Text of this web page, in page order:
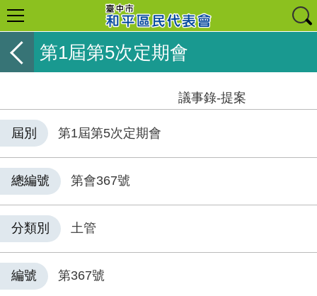
第1屆第5次定期會
議事錄-提案
屆別 第1屆第5次定期會
總編號 第會367號
分類別 土管
編號 第367號